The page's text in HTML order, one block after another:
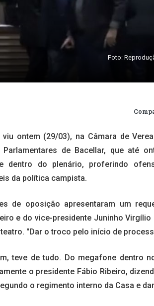
Foto:
viu ontem (29/03), na Câmara de
Parlamentares de Bacellar, que até
dentro do plenário, proferindo
da política campista.
de oposição apresentaram um
e do vice-presidente Juninho
"Dar o troco pelo início de
teve de tudo. Do megafone dentro
o presidente Fábio Ribeiro,
o regimento interno da Casa e